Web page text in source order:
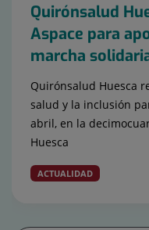
Quirónsalud
Aspace para
marcha
Quirónsalud Huesca
salud y la inclusión
abril, en la
Huesca
ACTUALIDAD